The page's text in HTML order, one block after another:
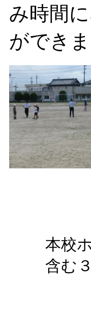
み時間
ができま
本校
含む